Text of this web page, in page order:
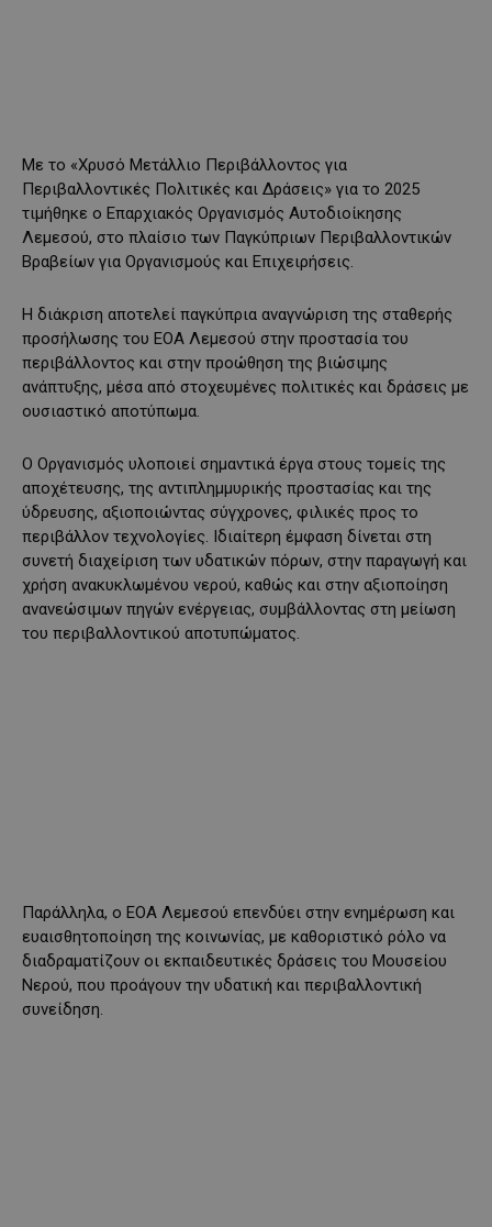
Με το «Χρυσό Μετάλλιο Περιβάλλοντος για
Περιβαλλοντικές Πολιτικές και Δράσεις» για το 2025
τιμήθηκε ο Επαρχιακός Οργανισμός Αυτοδιοίκησης
Λεμεσού, στο πλαίσιο των Παγκύπριων Περιβαλλοντικών
Βραβείων για Οργανισμούς και Επιχειρήσεις.
Η διάκριση αποτελεί παγκύπρια αναγνώριση της σταθερής
προσήλωσης του ΕΟΑ Λεμεσού στην προστασία του
περιβάλλοντος και στην προώθηση της βιώσιμης
ανάπτυξης, μέσα από στοχευμένες πολιτικές και δράσεις με
ουσιαστικό αποτύπωμα.
Ο Οργανισμός υλοποιεί σημαντικά έργα στους τομείς της
αποχέτευσης, της αντιπλημμυρικής προστασίας και της
ύδρευσης, αξιοποιώντας σύγχρονες, φιλικές προς το
περιβάλλον τεχνολογίες. Ιδιαίτερη έμφαση δίνεται στη
συνετή διαχείριση των υδατικών πόρων, στην παραγωγή και
χρήση ανακυκλωμένου νερού, καθώς και στην αξιοποίηση
ανανεώσιμων πηγών ενέργειας, συμβάλλοντας στη μείωση
του περιβαλλοντικού αποτυπώματος.
Παράλληλα, ο ΕΟΑ Λεμεσού επενδύει στην ενημέρωση και
ευαισθητοποίηση της κοινωνίας, με καθοριστικό ρόλο να
διαδραματίζουν οι εκπαιδευτικές δράσεις του Μουσείου
Νερού, που προάγουν την υδατική και περιβαλλοντική
συνείδηση.